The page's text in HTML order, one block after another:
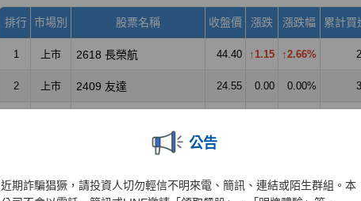
公告
近期詐騙猖獗，請投資人切勿輕信不明來電、簡訊、連結或陌生群組。本